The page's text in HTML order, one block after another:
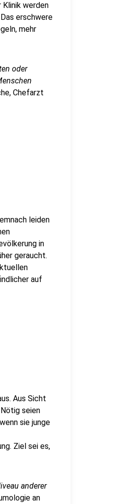
werden
erschwere
mehr
oder
Chefarzt
leiden
in
geraucht.
auf
Aus Sicht
seien
sie junge
Ziel sei es,
anderer
an